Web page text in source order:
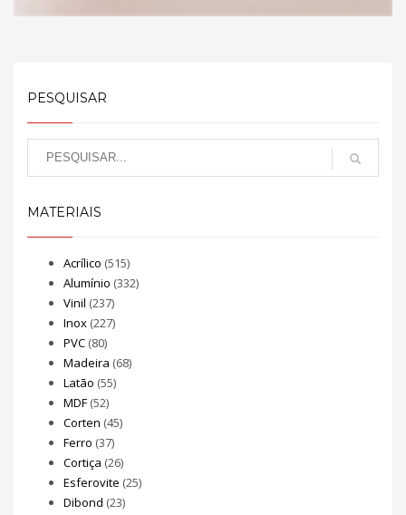
PESQUISAR
MATERIAIS
Acrílico (515)
Alumínio (332)
Vinil (237)
Inox (227)
PVC (80)
Madeira (68)
Latão (55)
MDF (52)
Corten (45)
Ferro (37)
Cortiça (26)
Esferovite (25)
Dibond (23)